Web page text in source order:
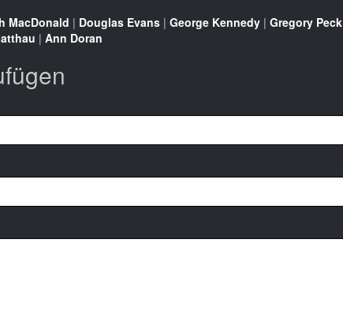
MacDonald | Douglas Evans | George Kennedy | Gregory Peck
| Ann Doran